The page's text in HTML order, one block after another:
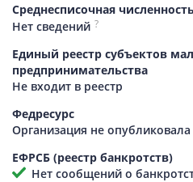
Среднесписочная
Нет сведений ?
Единый реестр субъектов
предпринимательства
Не входит в реестр
Федресурс
Организация не
ЕФРСБ (реестр банкротств)
Нет сообщений о